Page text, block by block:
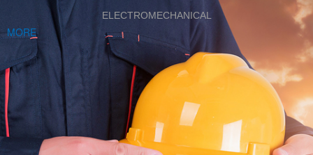
ELECTROMECHANICAL
MORE